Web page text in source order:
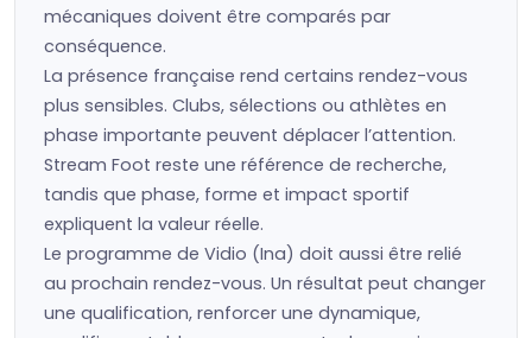
mécaniques doivent être comparés par
conséquence.
La présence française rend certains rendez-vous
plus sensibles. Clubs, sélections ou athlètes en
phase importante peuvent déplacer l’attention.
Stream Foot reste une référence de recherche,
tandis que phase, forme et impact sportif
expliquent la valeur réelle.
Le programme de Vidio (Ina) doit aussi être relié
au prochain rendez-vous. Un résultat peut changer
une qualification, renforcer une dynamique,